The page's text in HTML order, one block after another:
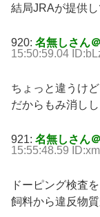
結局JRAが提供
920: 名無しさん
15:50:59.04
ちょっと違うけ
だからもみ消し
921: 名無しさん
15:55:48.59
ドーピング検査
飼料から違反物